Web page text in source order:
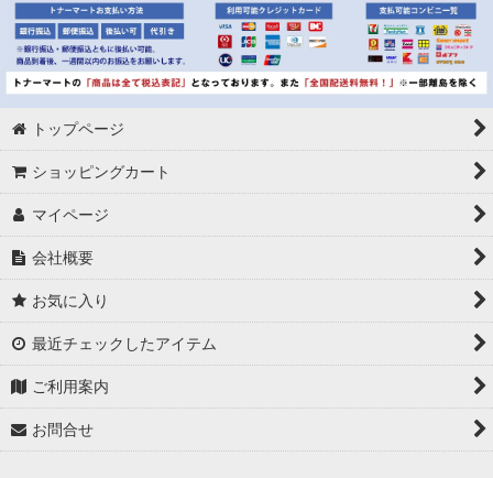
トップページ
ショッピングカート
マイページ
会社概要
お気に入り
最近チェックしたアイテム
ご利用案内
お問合せ